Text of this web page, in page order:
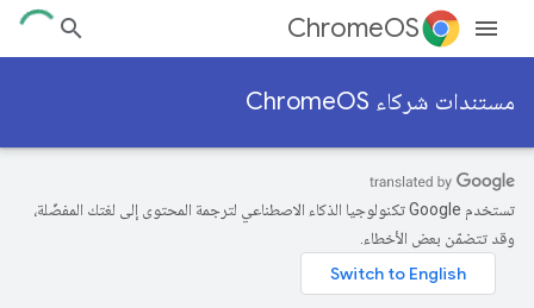
ChromeOS
مستندات شركاء ChromeOS
تستخدم Google تكنولوجيا الذكاء الاصطناعي لترجمة المحتوى إلى لغتك المفضّلة،
وقد تتضمّن بعض الأخطاء.